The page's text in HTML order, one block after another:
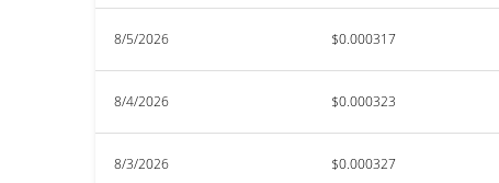
8/5/2026 $0.000317
8/4/2026 $0.000323
8/3/2026 $0.000327